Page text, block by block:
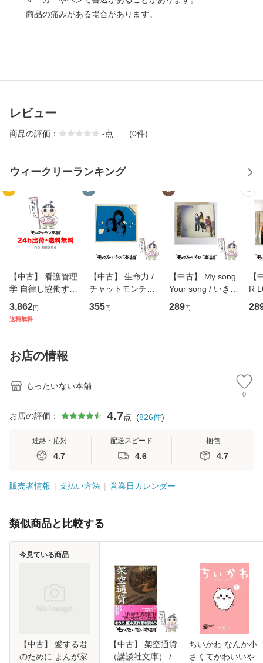
商品の痛みがある場合があります。
レビュー
商品の評価： -点 (0件)
ウィークリーランキング
1
【中古】 看護管理
学 自律し協働する
専門職の看護マネ
ジメントスキル 改
恵 藤本幸三 / 南江
堂 [単行
3,862円
送料無料
2
【中古】 生命力 /
チャットモンチー /
キューンレコード
[CD]【メール便送
355円
3
【中古】 My song
Your song / いきも
のがかり / [CD]
【メール便送料無
289円
4
【
R
産
お店の情報
もったいない本舗
0
お店の評価： 4.7点 (826件)
連絡・応対
4.7
配送スピード
4.6
梱包
4.7
販売者情報 支払い方法 営業日カレンダー
類似商品と比較する
【中古】 愛する君
のために まんが家
今見ている商品
【中古】 架空通貨
（講談社文庫） /
ちいかわ なんか小
さくてかわいいや